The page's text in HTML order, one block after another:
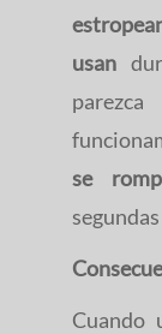
usan
se
Cuando